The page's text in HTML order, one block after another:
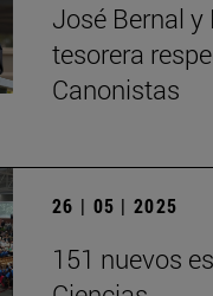
José Bernal
tesorera
Canonistas
26 | 05 | 2025
151 nuevos